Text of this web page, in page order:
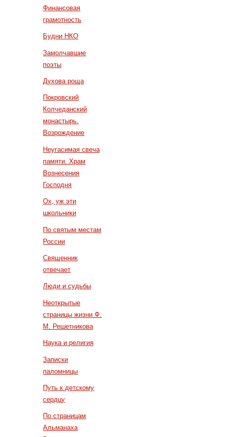
Финансовая
грамотность
Будни НКО
Замолчавшие
поэты
Духова роща
Покровский
Колчеданский
монастырь.
Возрождение
Неугасимая свеча
памяти. Храм
Вознесения
Господня
Ох, уж эти
школьники
По святым местам
России
Священник
отвечает
Люди и судьбы
Неоткрытые
страницы жизни Ф.
М. Решетникова
Наука и религия
Записки
паломницы
Путь к детскому
сердцу
По страницам
Альманаха